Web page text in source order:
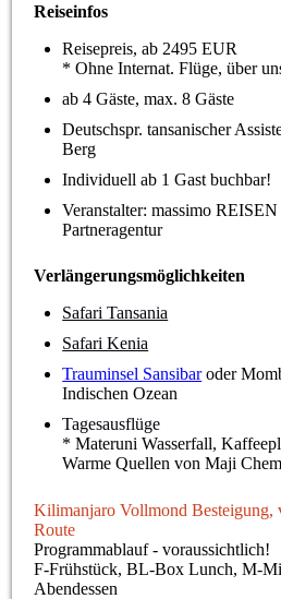
Reiseinfos
Reisepreis, ab 2495 EUR
* Ohne Internat. Flüge, über
ab 4 Gäste, max. 8 Gäste
Deutschspr. tansanischer
Berg
Individuell ab 1 Gast buchbar!
Veranstalter: massimo
Partneragentur
Verlängerungsmöglichkeiten
Safari Tansania
Safari Kenia
Trauminsel Sansibar oder
Indischen Ozean
Tagesausflüge
*Materuni Wasserfall,
Warme Quellen von Maji
Kilimanjaro Vollmond Besteigung,
Route
Programmablauf - voraussichtlich!
F-Frühstück, BL-Box Lunch, M-
Abendessen